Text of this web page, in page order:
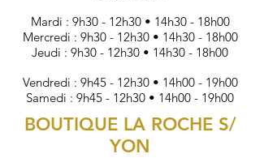
Mardi : 9h30 - 12h30 • 14h30 - 18h00
Mercredi : 9h30 - 12h30 • 14h30 - 18h00
Jeudi : 9h30 - 12h30 • 14h30 - 18h00
Vendredi : 9h45 - 12h30 • 14h00 - 19h00
Samedi : 9h45 - 12h30 • 14h00 - 19h00
BOUTIQUE LA ROCHE S/
YON